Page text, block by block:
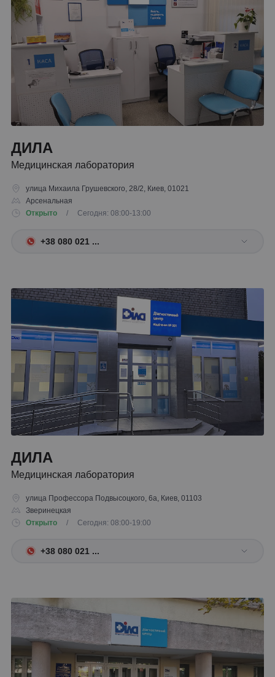
ДИЛА
Медицинская лаборатория
улица Михаила Грушевского, 28/2, Киев, 01021
Арсенальная
Открыто
/ Сегодня: 08:00-13:00
+38 080 021 ...
ДИЛА
Медицинская лаборатория
улица Профессора Подвысоцкого, 6а, Киев, 01103
Зверинецкая
Открыто
/ Сегодня: 08:00-19:00
+38 080 021 ...